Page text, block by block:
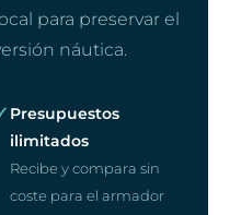
para preservar el
náutica.
Presupuestos
ilimitados
Recibe y compara sin
coste para el armador